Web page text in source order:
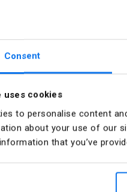
Consent
uses cookies
to personalise content
about your use of our
that you’ve
Arancia